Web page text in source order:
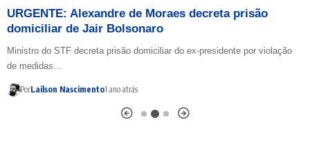
URGENTE: Alexandre de Moraes decreta prisão
domiciliar de Jair Bolsonaro
Ministro do STF decreta prisão domiciliar do ex-presidente por violação
de medidas…
PorLailson Nascimento1 ano atrás